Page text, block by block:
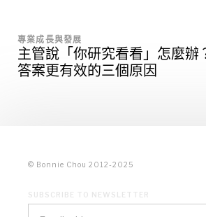
專業成長與發展
主管說「你研究看看」怎麼辦
答案更有效的三個原因
© Bonnie Chou 2012-2025
SUBSCRIBE TO NEWSLETTER